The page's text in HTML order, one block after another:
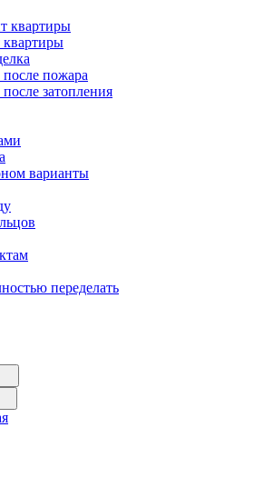
квартиры
пожара
затопления
варианты
переделать